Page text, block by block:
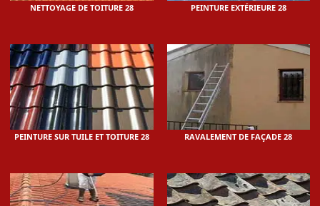
NETTOYAGE DE TOITURE 28 PEINTURE EXTÉRIEURE 28
PEINTURE SUR TUILE ET TOITURE 28 RAVALEMENT DE FAÇADE 28